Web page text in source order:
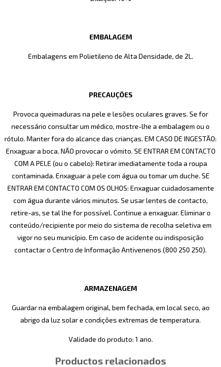
EMBALAGEM
Embalagens em Polietileno de Alta Densidade, de 2L.
PRECAUÇÕES
Provoca queimaduras na pele e lesões oculares graves. Se for
necessário consultar um médico, mostre-lhe a embalagem ou o
rótulo. Manter fora do alcance das crianças. EM CASO DE INGESTÃO:
Enxaguar a boca. NÃO provocar o vómito. SE ENTRAR EM CONTACTO
COM A PELE (ou o cabelo): Retirar imediatamente toda a roupa
contaminada. Enxaguar a pele com água ou tomar um duche. SE
ENTRAR EM CONTACTO COM OS OLHOS: Enxaguar cuidadosamente
com água durante vários minutos. Se usar lentes de contacto,
retire-as, se tal lhe for possível. Continue a enxaguar. Eliminar o
conteúdo/recipiente por meio do sistema de recolha seletiva em
vigor no seu município. Em caso de acidente ou indisposição
contactar o Centro de Informação Antivenenos (800 250 250).
ARMAZENAGEM
Guardar na embalagem original, bem fechada, em local seco, ao
abrigo da luz solar e condições extremas de temperatura.
Validade do produto: 1 ano.
Productos relacionados